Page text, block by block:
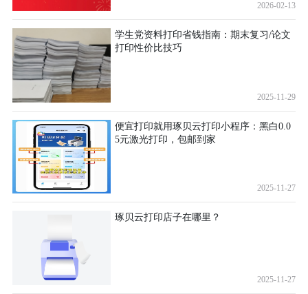
2026-02-13
学生党资料打印省钱指南：期末复习/论文
打印性价比技巧
2025-11-29
便宜打印就用琢贝云打印小程序：黑白0.0
5元激光打印，包邮到家
2025-11-27
琢贝云打印店子在哪里？
2025-11-27